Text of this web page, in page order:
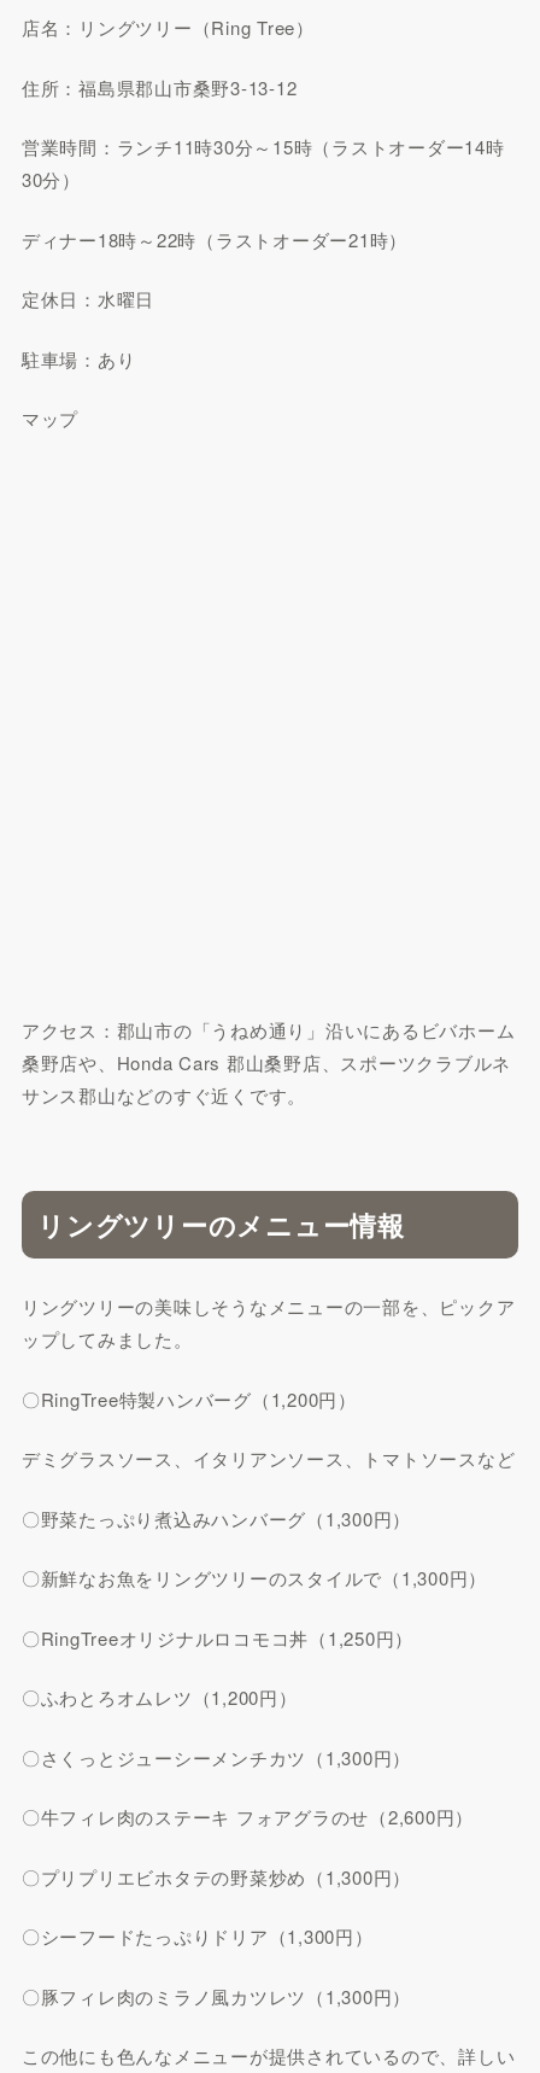
店名：リングツリー（Ring Tree）
住所：福島県郡山市桑野3-13-12
営業時間：ランチ11時30分～15時（ラストオーダー14時
30分）
ディナー18時～22時（ラストオーダー21時）
定休日：水曜日
駐車場：あり
マップ
アクセス：郡山市の「うねめ通り」沿いにあるビバホーム
桑野店や、Honda Cars 郡山桑野店、スポーツクラブルネ
サンス郡山などのすぐ近くです。
リングツリーのメニュー情報
リングツリーの美味しそうなメニューの一部を、ピックア
ップしてみました。
〇RingTree特製ハンバーグ（1,200円）
デミグラスソース、イタリアンソース、トマトソースなど
〇野菜たっぷり煮込みハンバーグ（1,300円）
〇新鮮なお魚をリングツリーのスタイルで（1,300円）
〇RingTreeオリジナルロコモコ丼（1,250円）
〇ふわとろオムレツ（1,200円）
〇さくっとジューシーメンチカツ（1,300円）
〇牛フィレ肉のステーキ フォアグラのせ（2,600円）
〇プリプリエビホタテの野菜炒め（1,300円）
〇シーフードたっぷりドリア（1,300円）
〇豚フィレ肉のミラノ風カツレツ（1,300円）
この他にも色んなメニューが提供されているので、詳しい